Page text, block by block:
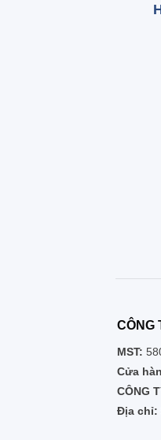
CÔNG
MST:
Cửa
CÔNG
Địa chỉ: